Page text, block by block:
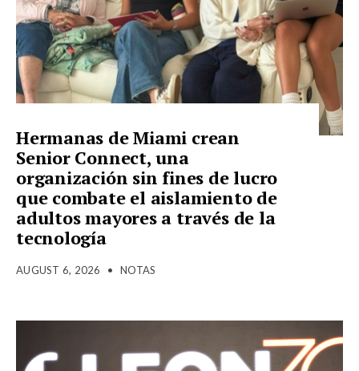
Hermanas de Miami crean
Senior Connect, una
organización sin fines de lucro
que combate el aislamiento de
adultos mayores a través de la
tecnología
AUGUST 6, 2026 • NOTAS